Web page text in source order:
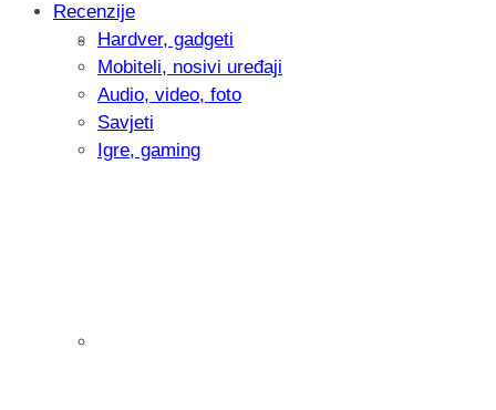
Intervju: Goran Jović, fotograf -
Recenzije
Hardver, gadgeti
Mobiteli, nosivi uređaji
Audio, video, foto
Savjeti
Igre, gaming